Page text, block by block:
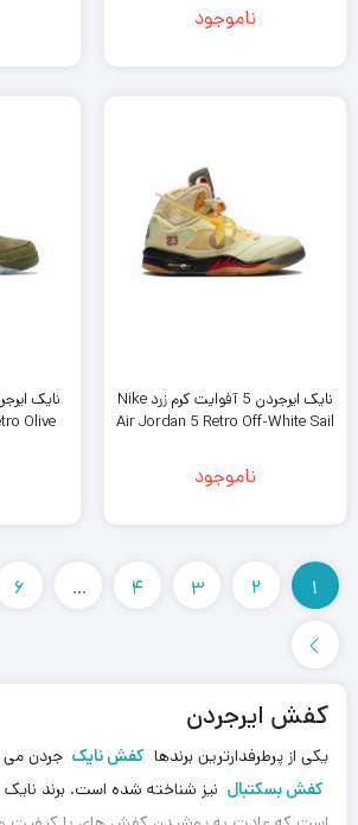
ناموجود
نایک ایرجردن 5 آفوایت کرم زرد Nike
Air Jordan 5 Retro Off-White Sail
ناموجود
Olive
1
2
3
4
…
6
کفش ایرجردن
یکی از پرطرفدارترین برندها کفش نایک جردن می
کفش بسکتبال نیز شناخته شده است. برند نایک